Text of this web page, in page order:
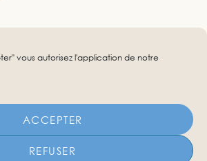
vous autorisez l'application de notre
ACCEPTER
REFUSER